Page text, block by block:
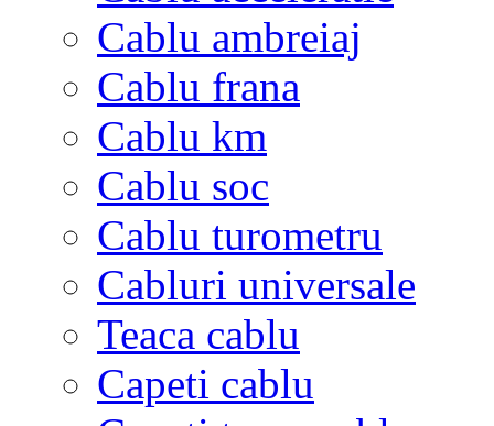
Cablu ambreiaj
Cablu frana
Cablu km
Cablu soc
Cablu turometru
Cabluri universale
Teaca cablu
Capeti cablu